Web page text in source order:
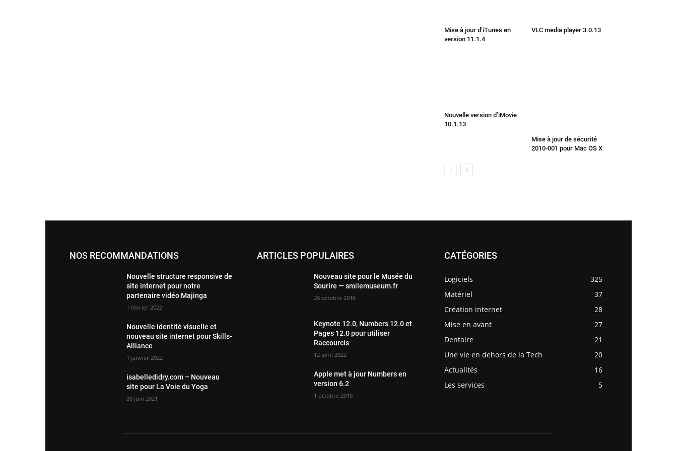
Mise à jour d’iTunes en
version 11.1.4
VLC media player 3.0.13
Nouvelle version d’iMovie
10.1.13
Mise à jour de sécurité
2010-001 pour Mac OS X
NOS RECOMMANDATIONS
Nouvelle structure responsive de
site internet pour notre
partenaire vidéo Majinga
1 février 2022
Nouvelle identité visuelle et
nouveau site internet pour Skills-
Alliance
1 janvier 2022
isabelledidry.com – Nouveau
site pour La Voie du Yoga
30 juin 2021
ARTICLES POPULAIRES
Nouveau site pour le Musée du
Sourire — smilemuseum.fr
26 octobre 2016
Keynote 12.0, Numbers 12.0 et
Pages 12.0 pour utiliser
Raccourcis
12 avril 2022
Apple met à jour Numbers en
version 6.2
1 octobre 2019
CATÉGORIES
Logiciels
325
Matériel
37
Création internet
28
Mise en avant
27
Dentaire
21
Une vie en dehors de la Tech
20
Actualités
16
Les services
5